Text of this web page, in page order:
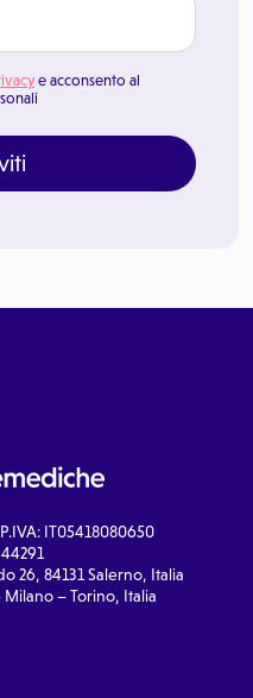
e acconsento al
IT05418080650
26, 84131 Salerno, Italia
– Torino, Italia